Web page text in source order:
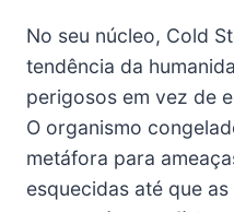
No seu núcleo, Cold
tendência da
perigosos em vez de
O organismo
metáfora para
esquecidas até que